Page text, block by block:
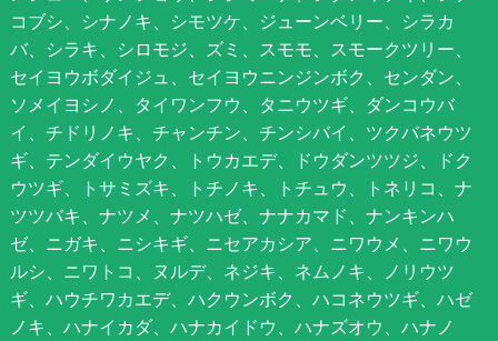
コブシ、シナノキ、シモツケ、ジューンベリー、シラカ
バ、シラキ、シロモジ、ズミ、スモモ、スモークツリー、
セイヨウボダイジュ、セイヨウニンジンボク、センダン、
ソメイヨシノ、タイワンフウ、タニウツギ、ダンコウバ
イ、チドリノキ、チャンチン、チンシバイ、ツクバネウツ
ギ、テンダイウヤク、トウカエデ、ドウダンツツジ、ドク
ウツギ、トサミズキ、トチノキ、トチュウ、トネリコ、ナ
ツツバキ、ナツメ、ナツハゼ、ナナカマド、ナンキンハ
ゼ、ニガキ、ニシキギ、ニセアカシア、ニワウメ、ニワウ
ルシ、ニワトコ、ヌルデ、ネジキ、ネムノキ、ノリウツ
ギ、ハウチワカエデ、ハクウンボク、ハコネウツギ、ハゼ
ノキ、ハナイカダ、ハナカイドウ、ハナズオウ、ハナノ